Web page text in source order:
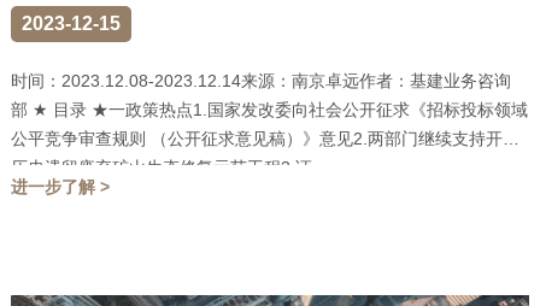
2023-12-15
时间：2023.12.08-2023.12.14来源：南京卓远作者：基建业务咨询
部 ★ 目录 ★一政策热点1.国家发改委向社会公开征求《招标投标领域
公平竞争审查规则 （公开征求意见稿）》意见2.两部门继续支持开展
历史遗留废弃矿山生态修复示范工程3.证...
进一步了解 >